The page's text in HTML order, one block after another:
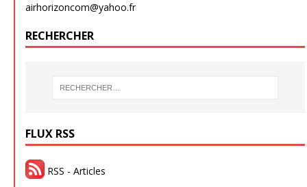
airhorizoncom@yahoo.fr
RECHERCHER
FLUX RSS
RSS - Articles